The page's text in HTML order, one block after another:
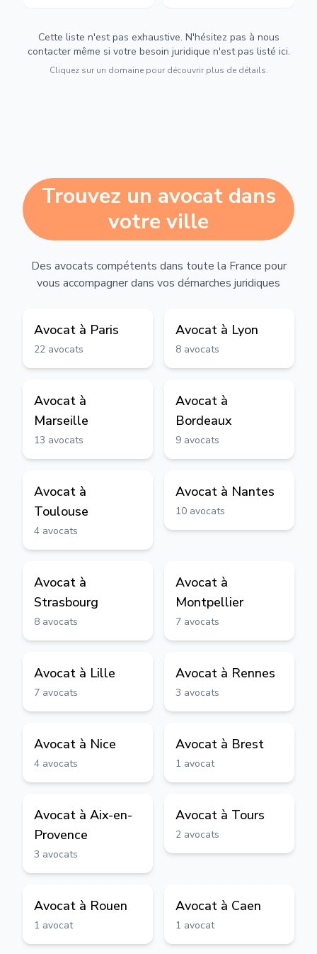
Cette liste n'est pas exhaustive. N'hésitez pas à nous
contacter même si votre besoin juridique n'est pas listé ici.
Cliquez sur un domaine pour découvrir plus de détails.
Trouvez un avocat dans
votre ville
Des avocats compétents dans toute la France pour
vous accompagner dans vos démarches juridiques
Avocat à Paris
22 avocats
Avocat à Lyon
8 avocats
Avocat à
Marseille
13 avocats
Avocat à
Bordeaux
9 avocats
Avocat à
Toulouse
4 avocats
Avocat à Nantes
10 avocats
Avocat à
Strasbourg
8 avocats
Avocat à
Montpellier
7 avocats
Avocat à Lille
7 avocats
Avocat à Rennes
3 avocats
Avocat à Nice
4 avocats
Avocat à Brest
1 avocat
Avocat à Aix-en-
Provence
3 avocats
Avocat à Tours
2 avocats
Avocat à Rouen
1 avocat
Avocat à Caen
1 avocat